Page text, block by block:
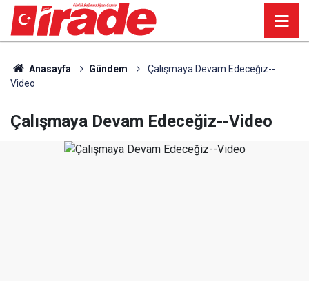
Anasayfa Gündem
Çalışmaya Devam Edeceğiz--
Video
Çalışmaya Devam Edeceğiz--Video